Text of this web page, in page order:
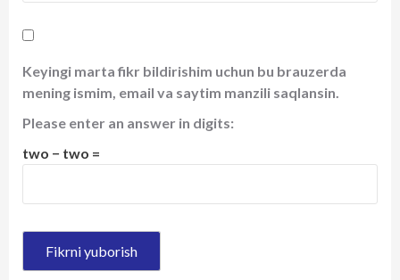
Keyingi marta fikr bildirishim uchun bu brauzerda
mening ismim, email va saytim manzili saqlansin.
Please enter an answer in digits:
two − two =